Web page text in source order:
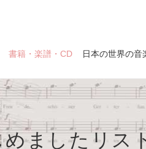
書籍・楽譜・CD 日本の世界の音
ましたリス